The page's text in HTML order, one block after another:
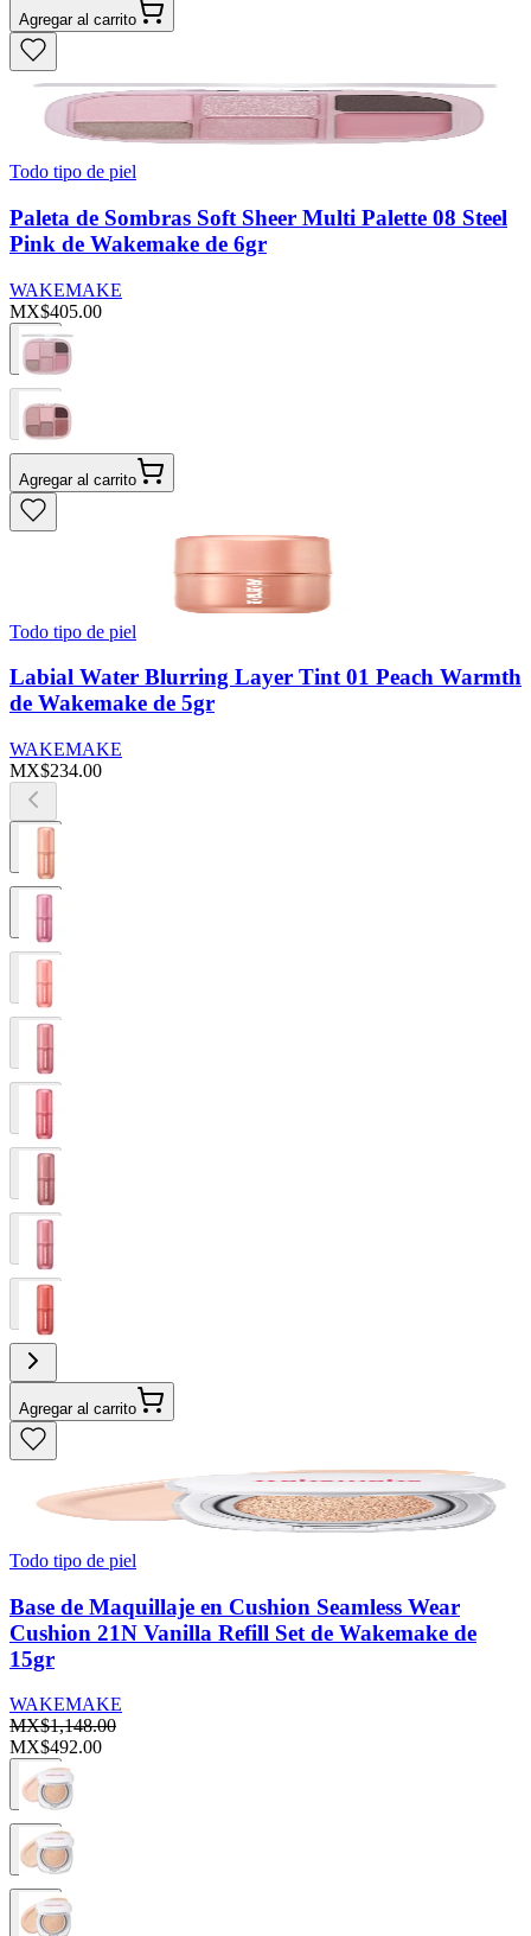
Agregar al carrito
Todo tipo de piel
Paleta de Sombras Soft Sheer Multi Palette 08 Steel
Pink de Wakemake de 6gr
WAKEMAKE
MX$405.00
Agregar al carrito
Todo tipo de piel
Labial Water Blurring Layer Tint 01 Peach Warmth
de Wakemake de 5gr
WAKEMAKE
MX$234.00
Agregar al carrito
Todo tipo de piel
Base de Maquillaje en Cushion Seamless Wear
Cushion 21N Vanilla Refill Set de Wakemake de
15gr
WAKEMAKE
MX$1,148.00
MX$492.00